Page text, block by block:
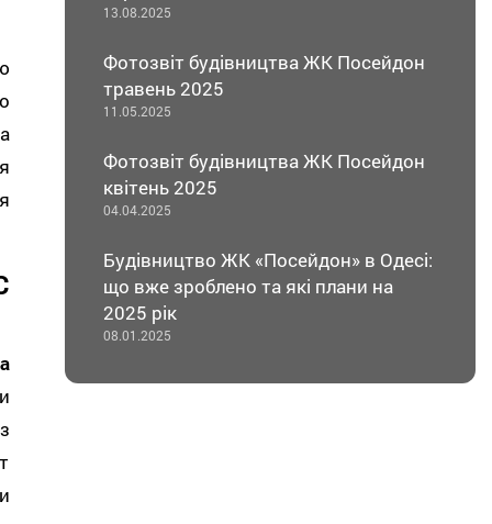
13.08.2025
Фотозвіт будівництва ЖК Посейдон
травень 2025
11.05.2025
Фотозвіт будівництва ЖК Посейдон
квітень 2025
04.04.2025
Будівництво ЖК «Посейдон» в Одесі:
що вже зроблено та які плани на
2025 рік
08.01.2025